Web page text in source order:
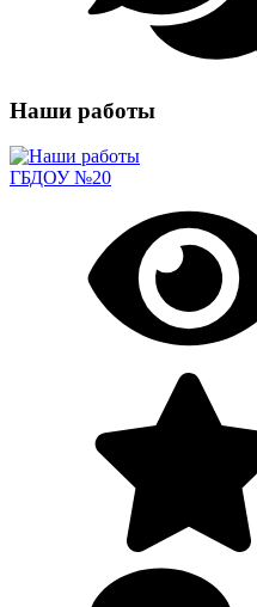
Наши работы
ГБДОУ №20